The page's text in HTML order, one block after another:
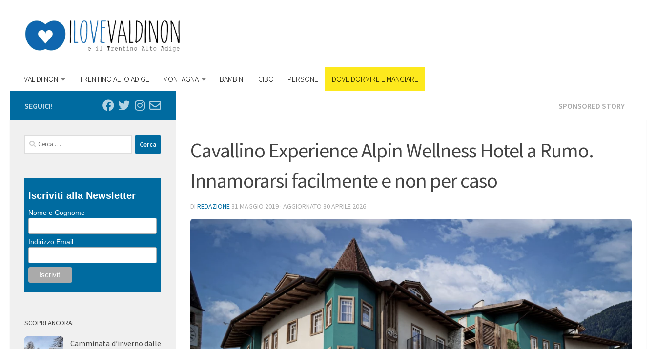
VAL DI NON TRENTINO ALTO ADIGE MONTAGNA BAMBINI CIBO PERSONE DOVE DORMIRE E MANGIARE
SPONSORED STORY
Cavallino Experience Alpin Wellness Hotel a Rumo.
Innamorarsi facilmente e non per caso
DI REDAZIONE31 MAGGIO 2019 · AGGIORNATO 30 APRILE 2026
SEGUICI!
Ricerca
per:
Iscriviti alla Newsletter
Nome e Cognome
Indirizzo Email
SCOPRI ANCORA:
Camminata d’inverno dalle